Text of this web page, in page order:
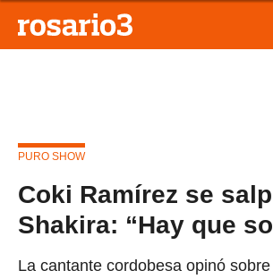
PURO SHOW
Coki Ramírez se
Shakira: “Hay que
La cantante cordobesa opinó